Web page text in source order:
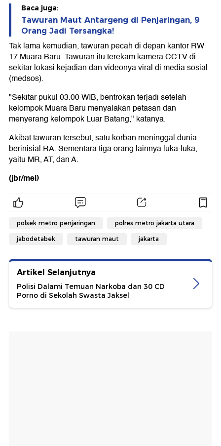
Baca juga:
Tawuran Maut Antargeng di Penjaringan, 9
Orang Jadi Tersangka!
Tak lama kemudian, tawuran pecah di depan kantor RW
17 Muara Baru. Tawuran itu terekam kamera CCTV di
sekitar lokasi kejadian dan videonya viral di media sosial
(medsos).
"Sekitar pukul 03.00 WIB, bentrokan terjadi setelah
kelompok Muara Baru menyalakan petasan dan
menyerang kelompok Luar Batang," katanya.
Akibat tawuran tersebut, satu korban meninggal dunia
berinisial RA. Sementara tiga orang lainnya luka-luka,
yaitu MR, AT, dan A.
(jbr/mei)
polsek metro penjaringan polres metro jakarta utara
jabodetabek tawuran maut jakarta
Artikel Selanjutnya
Polisi Dalami Temuan Narkoba dan 30 CD
Porno di Sekolah Swasta Jaksel